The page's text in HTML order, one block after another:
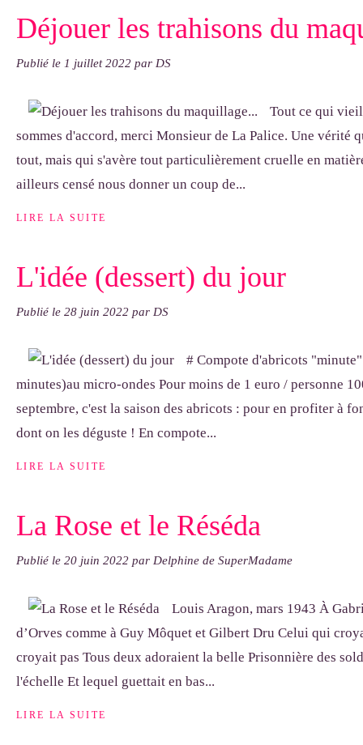
Déjouer les trahisons du
Publié le 1 juillet 2022 par DS
Tout ce qui
sommes d'accord, merci Monsieur de La Palice. Une vérité
tout, mais qui s'avère tout particulièrement cruelle en
ailleurs censé nous donner un coup de...
LIRE LA SUITE
L'idée (dessert) du jour
Publié le 28 juin 2022 par DS
# Compote d'abricots
minutes)au micro-ondes Pour moins de 1 euro / personne
septembre, c'est la saison des abricots : pour en profiter à
dont on les déguste ! En compote...
LIRE LA SUITE
La Rose et le Réséda
Publié le 20 juin 2022 par Delphine de SuperMadame
Louis Aragon, mars 1943 À
d’Orves comme à Guy Môquet et Gilbert Dru Celui qui
croyait pas Tous deux adoraient la belle Prisonnière des
l'échelle Et lequel guettait en bas...
LIRE LA SUITE